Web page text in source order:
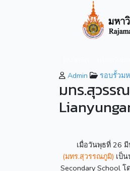
Admin รอบรั้วม
มทร.สุวรร
เมื่อวันพุธที่ 26
(มทร.สุวรรณภูมิ) เป็
Secondary School โ